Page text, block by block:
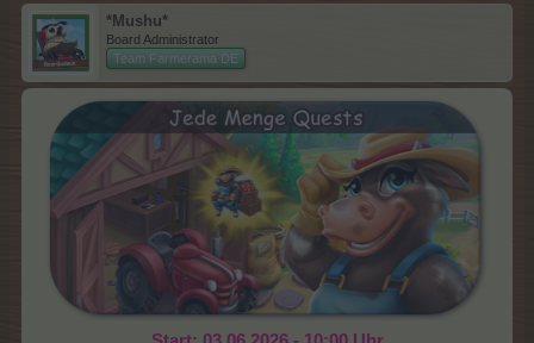
*Mushu*
Board Administrator
Team Farmerama DE